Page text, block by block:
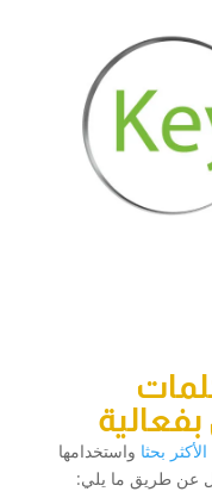
بحثا واستخدامها
عن طريق ما يلي: